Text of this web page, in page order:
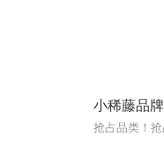
小稀藤品
抢占品类！